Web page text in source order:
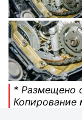
* Размещено
Копирование